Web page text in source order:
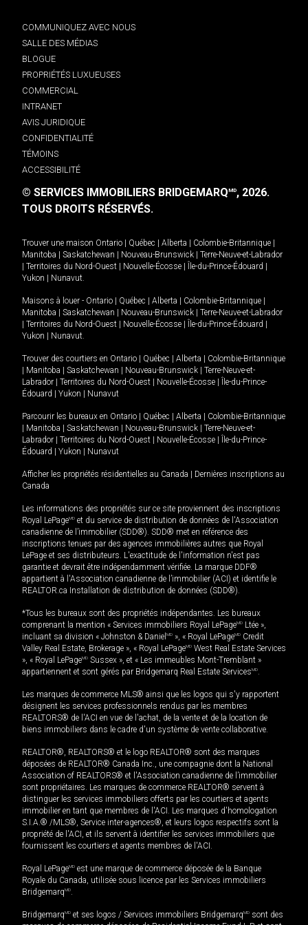
COMMUNIQUEZ AVEC NOUS
SALLE DES MÉDIAS
BLOGUE
PROPRIÉTÉS LUXUEUSES
COMMERCIAL
INTRANET
AVIS JURIDIQUE
CONFIDENTIALITÉ
TÉMOINS
ACCESSIBILITÉ
© SERVICES IMMOBILIERS BRIDGEMARQMD, 2026.
TOUS DROITS RÉSERVÉS.
Trouver une maison Ontario Québec Alberta Colombie-Britannique
Manitoba
Saskatchewan Nouveau-Brunswick
Terre-Neuve-et-Labrador
Territoires du Nord-Ouest Nouvelle-Écosse Île-du-Prince-Édouard
Yukon
Nunavut.
Maisons à louer - Ontario Québec Alberta Colombie-Britannique
Manitoba
Saskatchewan Nouveau-Brunswick
Terre-Neuve-et-Labrador
Territoires du Nord-Ouest Nouvelle-Écosse Île-du-Prince-Édouard
Yukon
Nunavut.
Trouver des courtiers en Ontario Québec Alberta
Colombie-Britannique
Manitoba Saskatchewan Nouveau-Brunswick
Terre-Neuve-et-
Labrador
Territoires du Nord-Ouest Nouvelle-Écosse
Île-du-Prince-
Édouard
Yukon Nunavut
Parcourir les bureaux en Ontario Québec Alberta
Colombie-Britannique
Manitoba Saskatchewan Nouveau-Brunswick
Terre-Neuve-et-
Labrador
Territoires du Nord-Ouest Nouvelle-Écosse
Île-du-Prince-
Édouard
Yukon Nunavut
Afficher les propriétés résidentielles au Canada
Dernières inscriptions au
Canada
Les informations des propriétés sur ce site proviennent des inscriptions
Royal LePageMD et du service de distribution de données de l'Association
canadienne de l’immobilier (SDD®). SDD® met en référence des
inscriptions tenues par des agences immobilières autres que Royal
LePage et ses distributeurs. L'exactitude de l'information n'est pas
garantie et devrait être indépendamment vérifiée. La marque DDF®
appartient à l'Association canadienne de l’immobilier (ACI) et identifie le
REALTOR.ca Installation de distribution de données (SDD®).
*Tous les bureaux sont des propriétés indépendantes. Les bureaux
comprenant la mention « Services immobiliers Royal LePageMD Ltée »,
incluant sa division « Johnston & Daniel MD », « Royal LePageMD Credit
Valley Real Estate, Brokerage », « Royal LePageMD West Real Estate Services
», « Royal LePageMD Sussex », et « Les immeubles Mont-Tremblant »
appartiennent et sont gérés par Bridgemarq Real Estate ServicesMD.
Les marques de commerce MLS® ainsi que les logos qui s'y rapportent
désignent les services professionnels rendus par les membres
REALTORS® de l'ACI en vue de l'achat, de la vente et de la location de
biens immobiliers dans le cadre d'un système de vente collaborative.
REALTOR®, REALTORS® et le logo REALTOR® sont des marques
déposées de REALTOR® Canada Inc., une compagnie dont la National
Association of REALTORS® et l'Association canadienne de l’immobilier
sont propriétaires. Les marques de commerce REALTOR® servent à
distinguer les services immobiliers offerts par les courtiers et agents
immobilier en tant que membres de l'ACI. Les marques d'homologation
S.I.A.® /MLS®, Service inter-agences®, et leurs logos respectifs sont la
propriété de l'ACI, et ils servent à identifier les services immobiliers que
fournissent les courtiers et agents membres de l'ACI.
Royal LePageMD est une marque de commerce déposée de la Banque
Royale du Canada, utilisée sous licence par les Services immobiliers
BridgemarqMD.
BridgemarqMD et ses logos / Services immobiliers BridgemarqMD sont des